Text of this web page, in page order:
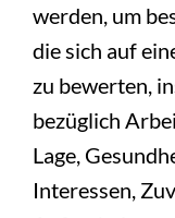
werden, um
die sich auf
zu bewerten,
bezüglich
Lage,
Interessen,